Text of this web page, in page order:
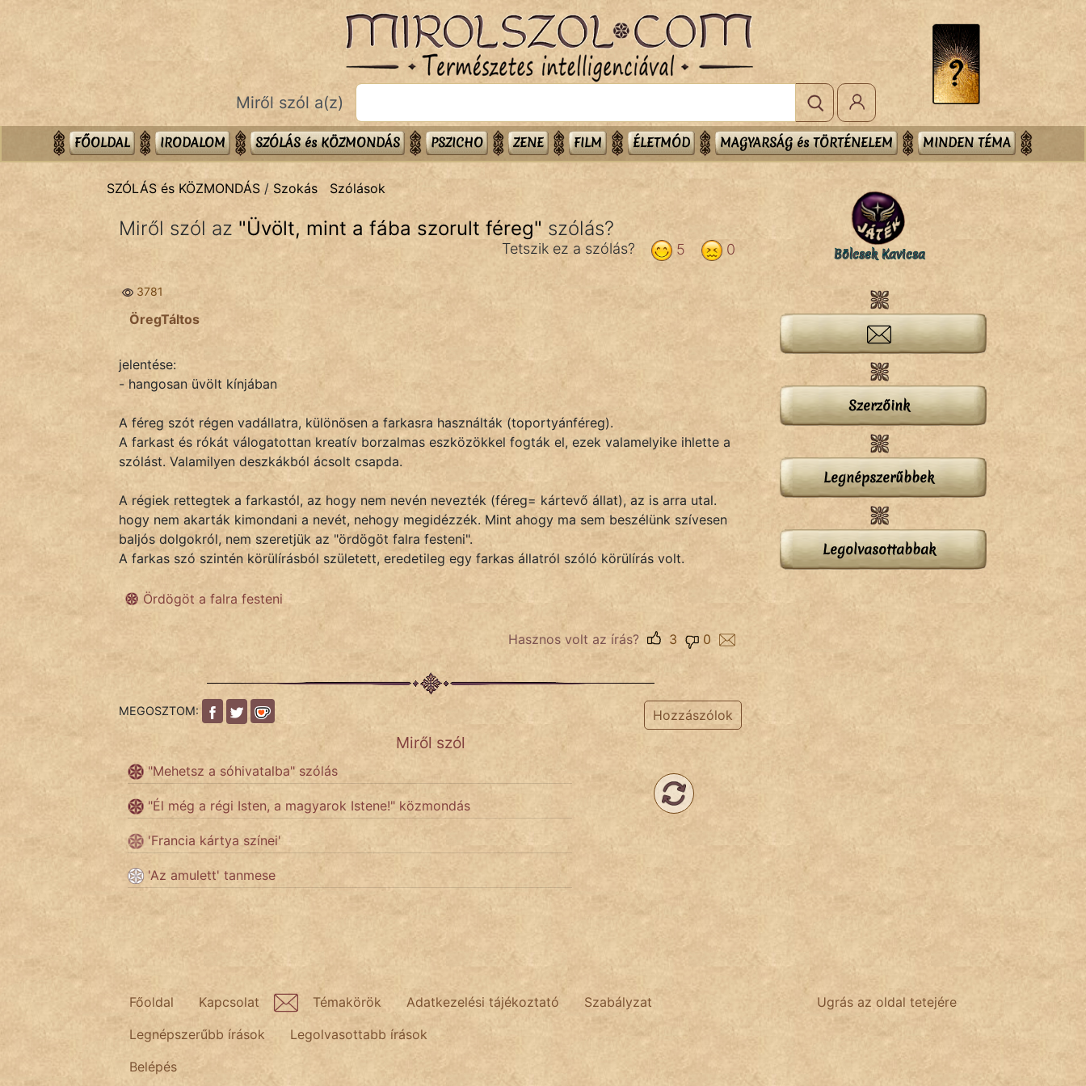
Bibliai
Közmondások
Szóláscsoportok
KÖZMONDÁS
FILM
Népszerű szerzőink:
fantom
Láron Ádám
Miről szól a(z)
FŐOLDAL IRODALOM SZÓLÁS és KÖZMONDÁS PSZICHO ZENE FILM ÉLETMÓD MAGYARSÁG és TÖRTÉNELEM MINDEN TÉMA
SZÓLÁS és KÖZMONDÁS / Szokás Szólások
Miről szól az "Üvölt, mint a fába szorult féreg" szólás?
0
5
Tetszik ez a szólás?
3781
ÖregTáltos
jelentése:
- hangosan üvölt kínjában
A féreg szót régen vadállatra, különösen a farkasra használták (toportyánféreg).
A farkast és rókát válogatottan kreatív borzalmas eszközökkel fogták el, ezek valamelyike ihlette a
szólást. Valamilyen deszkákból ácsolt csapda.
A régiek rettegtek a farkastól, az hogy nem nevén nevezték (féreg= kártevő állat), az is arra utal.
hogy nem akarták kimondani a nevét, nehogy megidézzék. Mint ahogy ma sem beszélünk szívesen
baljós dolgokról, nem szeretjük az "ördögöt falra festeni".
A farkas szó szintén körülírásból született, eredetileg egy farkas állatról szóló körülírás volt.
Ördögöt a falra festeni
Hasznos volt az írás? 0
3
MEGOSZTOM: Hozzászólok
Miről szól
"Mehetsz a sóhivatalba" szólás
"Él még a régi Isten, a magyarok Istene!" közmondás
'Francia kártya színei'
'Az amulett' tanmese
Bölcsek Kavicsa
Szerzőink
Legnépszerűbbek
Legolvasottabbak
Ugrás az oldal tetejére
Főoldal Kapcsolat Témakörök Adatkezelési tájékoztató
Szabályzat
Legnépszerűbb írások
Legolvasottabb írások
Belépés